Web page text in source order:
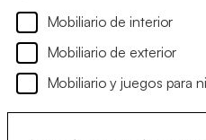
Mobiliario de interior
Mobiliario de exterior
Mobiliario y juegos para